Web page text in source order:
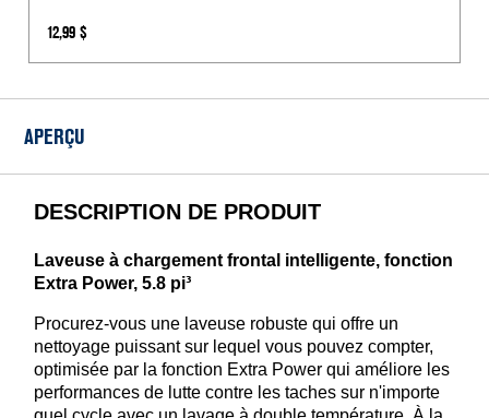
de
pour
laveuse
PSI
-
de
2
12,99 $
APERÇU
DESCRIPTION DE PRODUIT
Laveuse à chargement frontal intelligente, fonction
Extra Power, 5.8 pi³
Procurez-vous une laveuse robuste qui offre un
nettoyage puissant sur lequel vous pouvez compter,
optimisée par la fonction Extra Power qui améliore les
performances de lutte contre les taches sur n'importe